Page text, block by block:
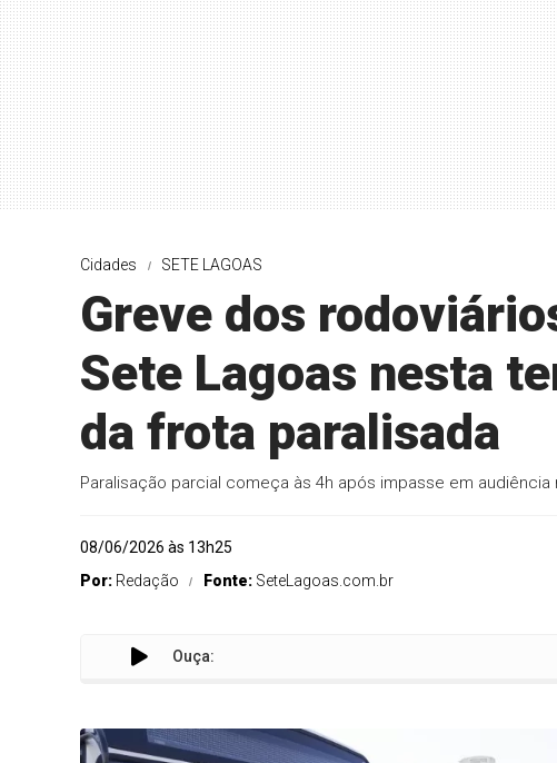
Cidades SETE LAGOAS
Greve dos
Sete Lagoas nesta
da frota paralisada
Paralisação parcial começa às 4h após impasse em
08/06/2026 às 13h25
Por: Redação Fonte: SeteLagoas.com.br
Ouça: Greve